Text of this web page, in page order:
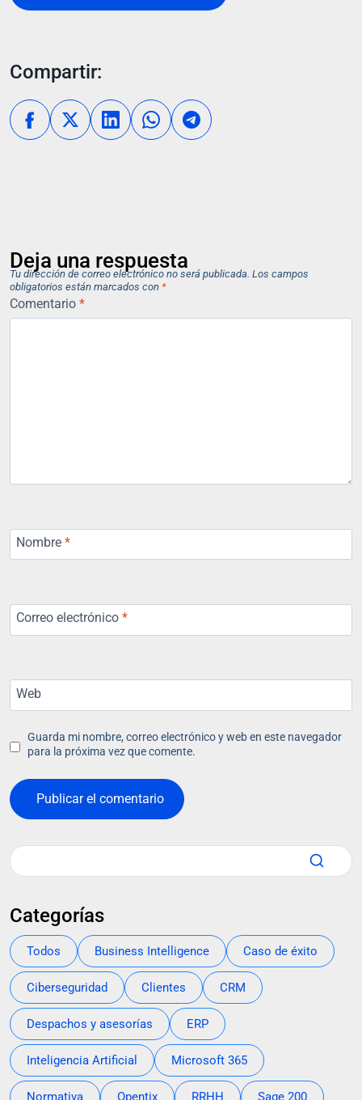
Compartir:
Deja una respuesta
Tu dirección de correo electrónico no será publicada. Los campos
obligatorios están marcados con *
Comentario *
Nombre *
Correo electrónico *
Web
Guarda mi nombre, correo electrónico y web en este navegador
para la próxima vez que comente.
Categorías
Todos Business Intelligence Caso de éxito
Ciberseguridad Clientes CRM
Despachos y asesorías ERP
Inteligencia Artificial Microsoft 365
Normativa Opentix RRHH Sage 200